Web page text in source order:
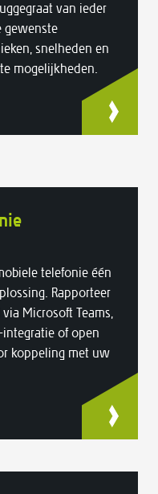
van ieder
gewenste
snelheden en
mogelijkheden.
telefonie één
Rapporteer
Microsoft Teams,
of open
koppeling met uw